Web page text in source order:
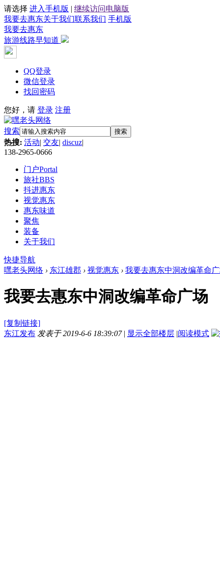
请选择 进入手机版 | 继续访问电脑版
我要去惠东关于我们联系我们 手机版
我要去惠东
旅游线路早知道
QQ登录
微信登录
找回密码
您好，请 登录 注册
搜索 搜索
热搜: 活动| 交友| discuz|
138-2965-0666
门户Portal
旅社BBS
抖进惠东
视觉惠东
惠东味道
聚焦
装备
关于我们
快捷导航
嘿老头网络 › 东江雄郡 › 视觉惠东 › 我要去惠东中洞改编革命
我要去惠东中洞改编革命广场
[复制链接]
东江发布 发表于 2019-6-6 18:39:07 | 显示全部楼层 |阅读模式